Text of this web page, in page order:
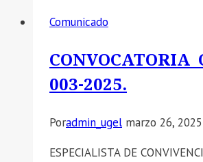
Comunicado
CONVOCATORIA
003-2025.
Poradmin_ugel marzo 26, 2025
ESPECIALISTA DE